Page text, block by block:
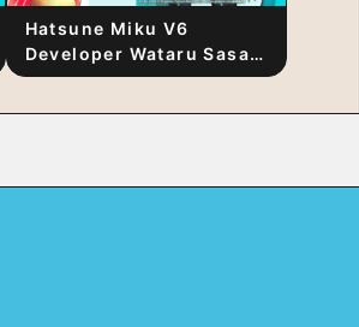
Hatsune Miku V6
Developer Wataru Sasaki
× Professional Vocal-